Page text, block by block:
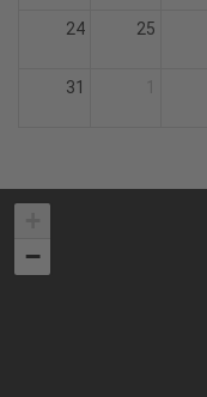
24 25
31
−